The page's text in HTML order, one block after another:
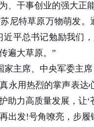
、干事创业的强大正
尼特草原万物萌发
近平总书记勉励我们
遍大草原。”
家主席、中央军委主
永用热烈的掌声表达
助力高质量发展，让
出发!号角嘹亮，步履